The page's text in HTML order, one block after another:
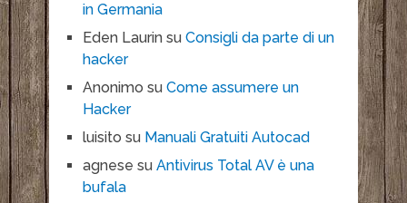
in Germania
Eden Laurinsu Consigli da parte di un
hacker
Anonimo su Come assumere un
Hacker
luisito su Manuali Gratuiti Autocad
agnese su Antivirus Total AV è una
bufala